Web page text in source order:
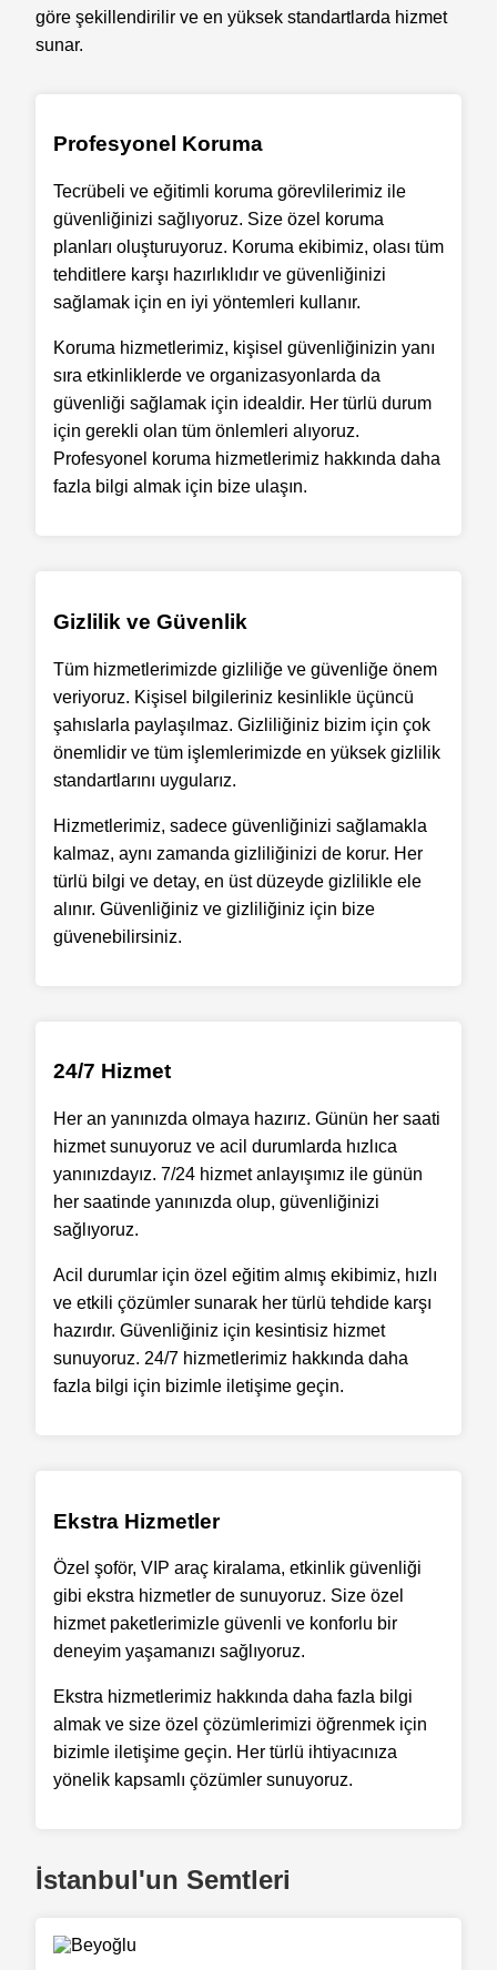
göre şekillendirilir ve en yüksek standartlarda hizmet
sunar.
Profesyonel Koruma
Tecrübeli ve eğitimli koruma görevlilerimiz ile
güvenliğinizi sağlıyoruz. Size özel koruma
planları oluşturuyoruz. Koruma ekibimiz, olası tüm
tehditlere karşı hazırlıklıdır ve güvenliğinizi
sağlamak için en iyi yöntemleri kullanır.
Koruma hizmetlerimiz, kişisel güvenliğinizin yanı
sıra etkinliklerde ve organizasyonlarda da
güvenliği sağlamak için idealdir. Her türlü durum
için gerekli olan tüm önlemleri alıyoruz.
Profesyonel koruma hizmetlerimiz hakkında daha
fazla bilgi almak için bize ulaşın.
Gizlilik ve Güvenlik
Tüm hizmetlerimizde gizliliğe ve güvenliğe önem
veriyoruz. Kişisel bilgileriniz kesinlikle üçüncü
şahıslarla paylaşılmaz. Gizliliğiniz bizim için çok
önemlidir ve tüm işlemlerimizde en yüksek gizlilik
standartlarını uygularız.
Hizmetlerimiz, sadece güvenliğinizi sağlamakla
kalmaz, aynı zamanda gizliliğinizi de korur. Her
türlü bilgi ve detay, en üst düzeyde gizlilikle ele
alınır. Güvenliğiniz ve gizliliğiniz için bize
güvenebilirsiniz.
24/7 Hizmet
Her an yanınızda olmaya hazırız. Günün her saati
hizmet sunuyoruz ve acil durumlarda hızlıca
yanınızdayız. 7/24 hizmet anlayışımız ile günün
her saatinde yanınızda olup, güvenliğinizi
sağlıyoruz.
Acil durumlar için özel eğitim almış ekibimiz, hızlı
ve etkili çözümler sunarak her türlü tehdide karşı
hazırdır. Güvenliğiniz için kesintisiz hizmet
sunuyoruz. 24/7 hizmetlerimiz hakkında daha
fazla bilgi için bizimle iletişime geçin.
Ekstra Hizmetler
Özel şoför, VIP araç kiralama, etkinlik güvenliği
gibi ekstra hizmetler de sunuyoruz. Size özel
hizmet paketlerimizle güvenli ve konforlu bir
deneyim yaşamanızı sağlıyoruz.
Ekstra hizmetlerimiz hakkında daha fazla bilgi
almak ve size özel çözümlerimizi öğrenmek için
bizimle iletişime geçin. Her türlü ihtiyacınıza
yönelik kapsamlı çözümler sunuyoruz.
İstanbul'un Semtleri